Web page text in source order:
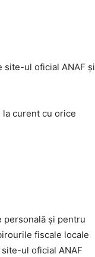
site-ul oficial ANAF și
curent cu orice
personală și pentru
fiscale locale
ul oficial ANAF